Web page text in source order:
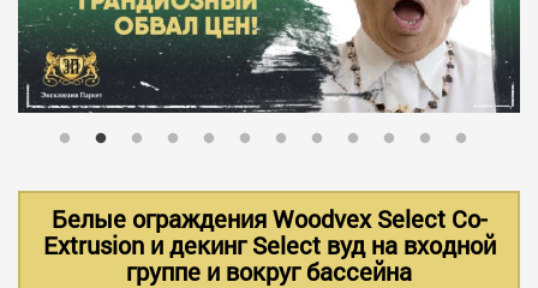
АССОРТИМЕНТ
В НАЛИЧИИ
АКЦИИ
Белые ограждения Woodvex Select Сo-
Extrusion и декинг Select вуд на входной
группе и вокруг бассейна